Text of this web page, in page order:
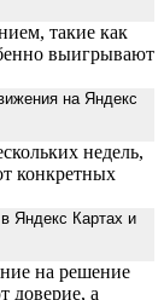
такие как
выигрывают
на Яндекс
недель,
конкретных
Яндекс Картах и
на решение
доверие, а